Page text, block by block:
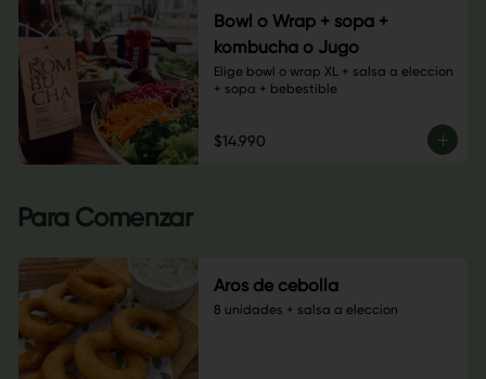
Bowl o Wrap + sopa +
kombucha o Jugo
Elige bowl o wrap XL + salsa a eleccion
+ sopa + bebestible
$14.990
Para Comenzar
Aros de cebolla
8 unidades + salsa a eleccion